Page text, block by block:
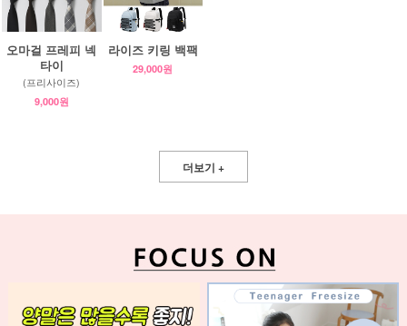
오마걸 프레피 넥
타이
(프리사이즈)
9,000원
라이즈 키링 백팩
29,000원
더보기 +